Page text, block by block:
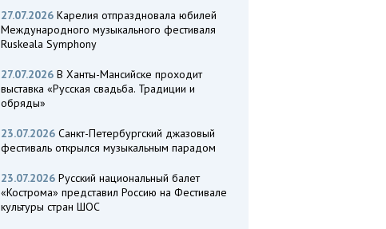
27.07.2026 Карелия отпраздновала юбилей
Международного музыкального фестиваля
Ruskeala Symphony
27.07.2026 В Ханты-Мансийске проходит
выставка «Русская свадьба. Традиции и
обряды»
23.07.2026 Санкт-Петербургский джазовый
фестиваль открылся музыкальным парадом
23.07.2026 Русский национальный балет
«Кострома» представил Россию на Фестивале
культуры стран ШОС